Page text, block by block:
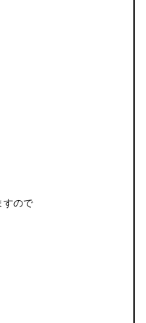
すので